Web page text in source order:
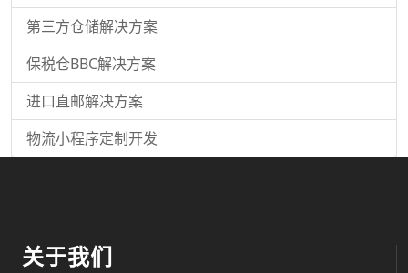
第三方仓储解决方案
保税仓BBC解决方案
进口直邮解决方案
物流小程序定制开发
关于我们